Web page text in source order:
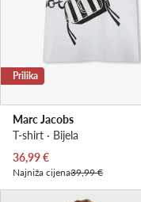
Prilika
Marc Jacobs
T-shirt · Bijela
Trenutna cijena
36,99€
Najniža cijena39,99 €